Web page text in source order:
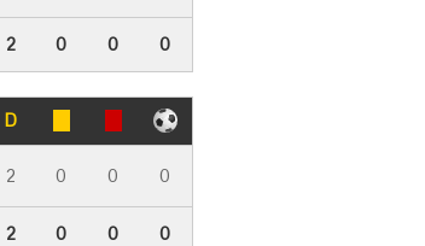
2 0 0 0
D
2 0 0 0
2 0 0 0